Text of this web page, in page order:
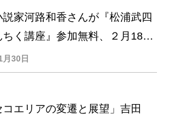
説家河路和香さんが『松浦武四
ちく講座』参加無料、２月18日
月30日
コエリアの変遷と展望」吉田